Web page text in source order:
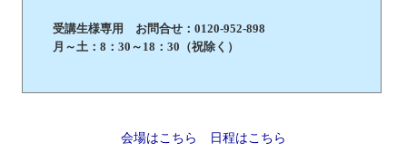
受講生様専用 お問合せ：0120-952-898
月～土：8：30～18：30（祝除く）
会場はこちら 日程はこちら